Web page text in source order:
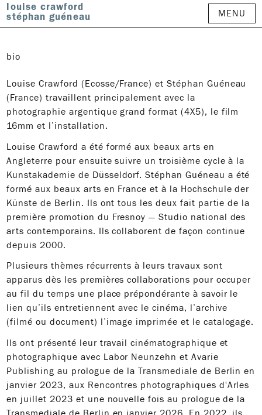
louise crawford
stéphan guéneau
MENU
bio
Louise Crawford (Ecosse/France) et Stéphan Guéneau
(France) travaillent principalement avec la
photographie argentique grand format (4X5), le film
16mm et l’installation.
Louise Crawford a été formé aux beaux arts en
Angleterre pour ensuite suivre un troisième cycle à la
Kunstakademie de Düsseldorf. Stéphan Guéneau a été
formé aux beaux arts en France et à la Hochschule der
Künste de Berlin. Ils ont tous les deux fait partie de la
première promotion du Fresnoy — Studio national des
arts contemporains. Ils collaborent de façon continue
depuis 2000.
Plusieurs thèmes récurrents à leurs travaux sont
apparus dès les premières collaborations pour occuper
au fil du temps une place prépondérante à savoir le
lien qu’ils entretiennent avec le cinéma, l’archive
(filmé ou document) l’image imprimée et le catalogage.
Ils ont présenté leur travail cinématographique et
photographique avec Labor Neunzehn et Avarie
Publishing au prologue de la Transmediale de Berlin en
janvier 2023, aux Rencontres photographiques d'Arles
en juillet 2023 et une nouvelle fois au prologue de la